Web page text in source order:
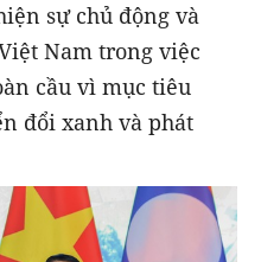
sự chủ động và
Nam trong việc
cầu vì mục tiêu
đổi xanh và phát